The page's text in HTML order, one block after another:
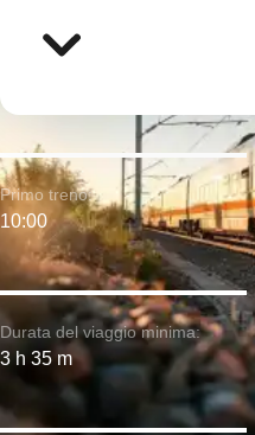
Durata del viaggio minima:
3 h 35 m
Primo treno:
10:00